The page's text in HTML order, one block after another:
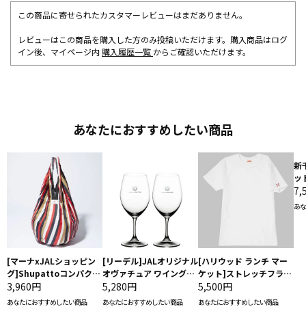
この商品に寄せられたカスタマーレビューはまだありません。
レビューはこの商品を購入した方のみ投稿いただけます。購入商品はログ
イン後、マイページ内 購入履歴一覧 からご確認いただけます。
あなたにおすすめしたい商品
[マーナxJALショッピン
グ]Shupattoコンパクト
バッグ Drop JAL客室乗
務員（LC）スカーフ柄
3,960円
あなたにおすすめしたい商品
[リーデル]JALオリジナル
オヴァチュア ワイングラ
ス2脚セット（レッドワイ
ン）
5,280円
あなたにおすすめしたい商品
[ハリウッド ランチ マー
ケット]ストレッチフライ
ス クルーネック別注半袖
Ｔシャツ
5,500円
あなたにおすすめしたい商品
新
ッ
あ